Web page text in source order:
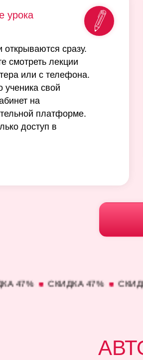
урока
открываются сразу.
смотреть лекции
или с телефона.
ученика свой
на
платформе.
доступ в
СКИДКА 47% СКИДКА 47%